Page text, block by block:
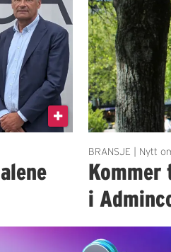
BRANSJE | Nytt
Kommer
i